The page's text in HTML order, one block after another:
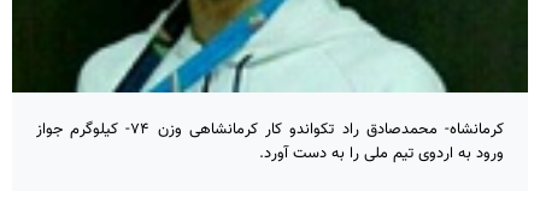
کرمانشاه- محمدصادق راد تکواندو کار کرمانشاهی وزن ۷۴- کیلوگرم جواز
ورود به اردوی تیم‌ ملی را به دست آورد.